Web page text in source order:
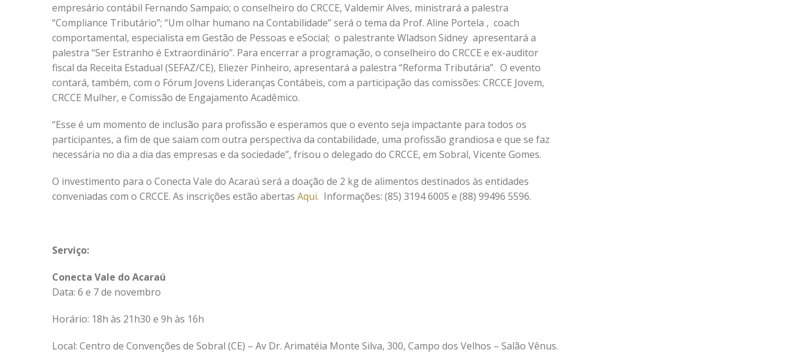
empresário contábil Fernando Sampaio; o conselheiro do CRCCE, Valdemir Alves, ministrará a palestra
“Compliance Tributário”; “Um olhar humano na Contabilidade” será o tema da Prof. Aline Portela , coach
comportamental, especialista em Gestão de Pessoas e eSocial; o palestrante Wladson Sidney apresentará a
palestra “Ser Estranho é Extraordinário”. Para encerrar a programação, o conselheiro do CRCCE e ex-auditor
fiscal da Receita Estadual (SEFAZ/CE), Eliezer Pinheiro, apresentará a palestra “Reforma Tributária”. O evento
contará, também, com o Fórum Jovens Lideranças Contábeis, com a participação das comissões: CRCCE Jovem,
CRCCE Mulher, e Comissão de Engajamento Acadêmico.
“Esse é um momento de inclusão para profissão e esperamos que o evento seja impactante para todos os
participantes, a fim de que saiam com outra perspectiva da contabilidade, uma profissão grandiosa e que se faz
necessária no dia a dia das empresas e da sociedade”, frisou o delegado do CRCCE, em Sobral, Vicente Gomes.
O investimento para o Conecta Vale do Acaraú será a doação de 2 kg de alimentos destinados às entidades
conveniadas com o CRCCE. As inscrições estão abertas Aqui. Informações: (85) 3194 6005 e (88) 99496 5596.
Serviço:
Conecta Vale do Acaraú
Data: 6 e 7 de novembro
Horário: 18h às 21h30 e 9h às 16h
Local: Centro de Convenções de Sobral (CE) – Av Dr. Arimatéia Monte Silva, 300, Campo dos Velhos – Salão Vênus.